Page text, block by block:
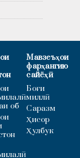
об
Мавзеъҳои
фарҳангию
сайёҳӣ
Боғи
миллӣ
Саразм
Ҳисор
Ҳулбук